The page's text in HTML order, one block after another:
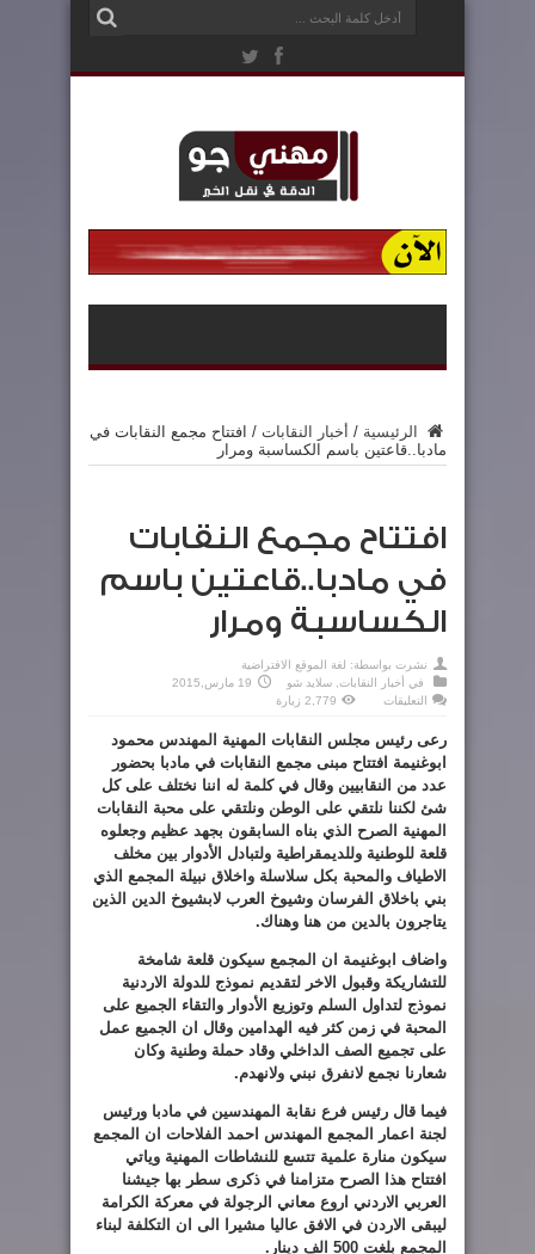
الرئيسية / أخبار النقابات / افتتاح مجمع النقابات في
مادبا..قاعتين باسم الكساسبة ومرار
افتتاح مجمع النقابات
في مادبا..قاعتين باسم
الكساسبة ومرار
نشرت بواسطة: لغة الموقع الافتراضية
في أخبار النقابات, سلايد شو
19 مارس,2015
التعليقات
النقابات
في
مادبا..قاعتين
باسم
الكساسبة
ومرار
مغلقة
2,779 زيارة
رعى رئيس مجلس النقابات المهنية المهندس محمود
ابوغنيمة افتتاح مبنى مجمع النقابات في مادبا بحضور
عدد من النقابيين وقال في كلمة له اننا نختلف على كل
شئ لكننا نلتقي على الوطن ونلتقي على محبة النقابات
المهنية الصرح الذي بناه السابقون بجهد عظيم وجعلوه
قلعة للوطنية وللديمقراطية ولتبادل الأدوار بين مخلف
الاطياف والمحبة بكل سلاسلة واخلاق نبيلة المجمع الذي
بني باخلاق الفرسان وشيوخ العرب لابشيوخ الدين الذين
يتاجرون بالدين من هنا وهناك.
واضاف ابوغنيمة ان المجمع سيكون قلعة شامخة
للتشاريكة وقبول الاخر لتقديم نموذج للدولة الاردنية
نموذج لتداول السلم وتوزيع الأدوار والتقاء الجميع على
المحبة في زمن كثر فيه الهدامين وقال ان الجميع عمل
على تجميع الصف الداخلي وقاد حملة وطنية وكان
شعارنا نجمع لانفرق نبني ولانهدم.
فيما قال رئيس فرع نقابة المهندسين في مادبا ورئيس
لجنة اعمار المجمع المهندس احمد الفلاحات ان المجمع
سيكون منارة علمية تتسع للنشاطات المهنية وياتي
افتتاح هذا الصرح متزامنا في ذكرى سطر بها جيشنا
العربي الاردني اروع معاني الرجولة في معركة الكرامة
ليبقى الاردن في الافق عاليا مشيرا الى ان التكلفة لبناء
المجمع بلغت 500 الف دينار
.